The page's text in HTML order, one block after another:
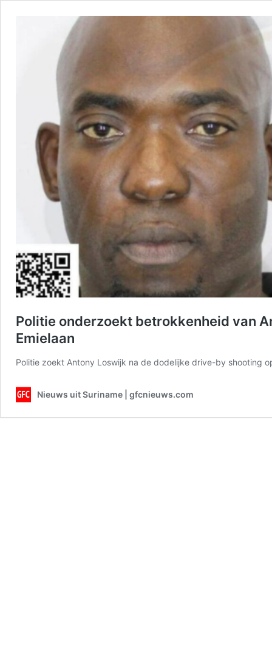
Politie onderzoekt betrokkenheid van
Emielaan
Politie zoekt Antony Loswijk na de dodelijke drive-by shooting
Nieuws uit Suriname | gfcnieuws.com